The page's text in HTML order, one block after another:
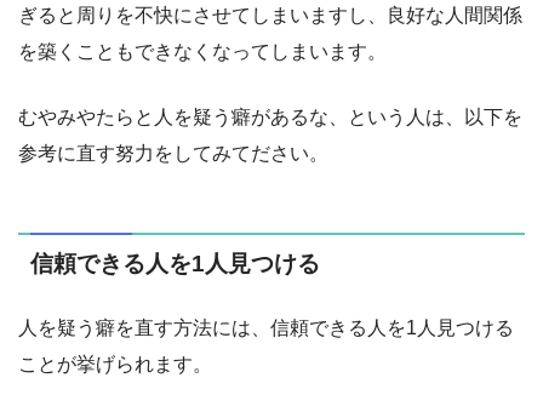
ぎると周りを不快にさせてしまいますし、良好な人間関係
を築くこともできなくなってしまいます。
むやみやたらと人を疑う癖があるな、という人は、以下を
参考に直す努力をしてみてださい。
信頼できる人を1人見つける
人を疑う癖を直す方法には、信頼できる人を1人見つける
ことが挙げられます。